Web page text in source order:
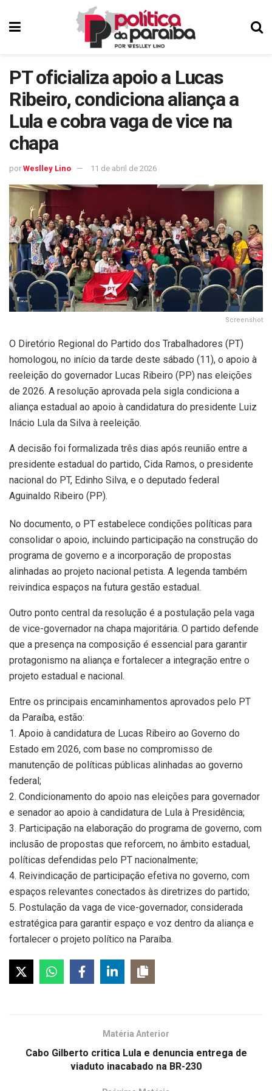
PT oficializa apoio a Lucas
Ribeiro, condiciona aliança a
Lula e cobra vaga de vice na
chapa
por Weslley Lino 11 de abril de 2026
Screenshot
O Diretório Regional do Partido dos Trabalhadores (PT)
homologou, no início da tarde deste sábado (11), o apoio à
reeleição do governador Lucas Ribeiro (PP) nas eleições
de 2026. A resolução aprovada pela sigla condiciona a
aliança estadual ao apoio à candidatura do presidente Luiz
Inácio Lula da Silva à reeleição.
A decisão foi formalizada três dias após reunião entre a
presidente estadual do partido, Cida Ramos, o presidente
nacional do PT, Edinho Silva, e o deputado federal
Aguinaldo Ribeiro (PP).
No documento, o PT estabelece condições políticas para
consolidar o apoio, incluindo participação na construção do
programa de governo e a incorporação de propostas
alinhadas ao projeto nacional petista. A legenda também
reivindica espaços na futura gestão estadual.
Outro ponto central da resolução é a postulação pela vaga
de vice-governador na chapa majoritária. O partido defende
que a presença na composição é essencial para garantir
protagonismo na aliança e fortalecer a integração entre o
projeto estadual e nacional.
Entre os principais encaminhamentos aprovados pelo PT
da Paraíba, estão:
1. Apoio à candidatura de Lucas Ribeiro ao Governo do
Estado em 2026, com base no compromisso de
manutenção de políticas públicas alinhadas ao governo
federal;
2. Condicionamento do apoio nas eleições para governador
e senador ao apoio à candidatura de Lula à Presidência;
3. Participação na elaboração do programa de governo, com
inclusão de propostas que reforcem, no âmbito estadual,
políticas defendidas pelo PT nacionalmente;
4. Reivindicação de participação efetiva no governo, com
espaços relevantes conectados às diretrizes do partido;
5. Postulação da vaga de vice-governador, considerada
estratégica para garantir espaço e voz dentro da aliança e
fortalecer o projeto político na Paraíba.
Matéria Anterior
Cabo Gilberto critica Lula e denuncia entrega de
viaduto inacabado na BR-230